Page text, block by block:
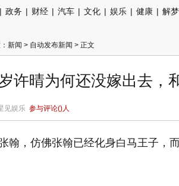
| 政务 | 财经 | 汽车 | 文化 | 娱乐 | 健康 | 解梦
新闻 > 自动发布新闻 > 正文
许晴为何还没嫁出去，
见娱乐 参与评论()人
翰，仿佛张翰已经化身白马王子，